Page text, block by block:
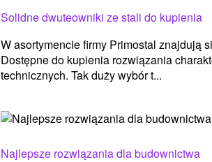
Solidne dwuteowniki ze stali do kupienia
W asortymencie firmy Primostal znajdują
Dostępne do kupienia rozwiązania
technicznych. Tak duży wybór t...
Najlepsze rozwiązania dla budownictwa